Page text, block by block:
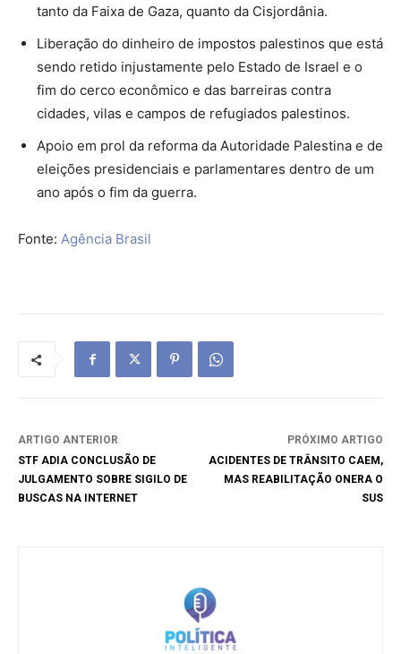
tanto da Faixa de Gaza, quanto da Cisjordânia.
Liberação do dinheiro de impostos palestinos que está
sendo retido injustamente pelo Estado de Israel e o
fim do cerco econômico e das barreiras contra
cidades, vilas e campos de refugiados palestinos.
Apoio em prol da reforma da Autoridade Palestina e de
eleições presidenciais e parlamentares dentro de um
ano após o fim da guerra.
Fonte: Agência Brasil
ARTIGO ANTERIOR
STF ADIA CONCLUSÃO DE
JULGAMENTO SOBRE SIGILO DE
BUSCAS NA INTERNET
PRÓXIMO ARTIGO
ACIDENTES DE TRÂNSITO CAEM,
MAS REABILITAÇÃO ONERA O
SUS